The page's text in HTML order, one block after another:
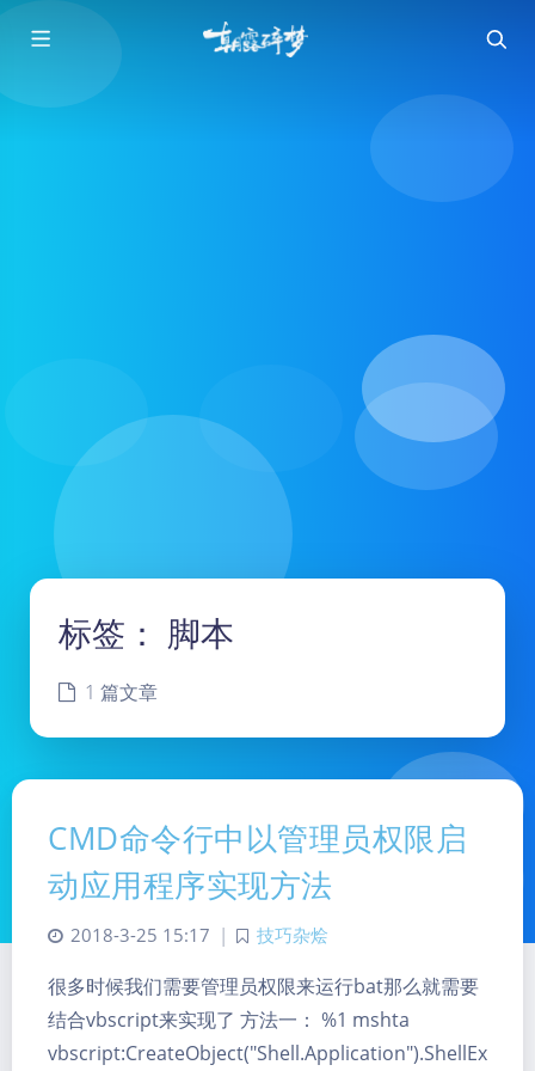
暗黑模式
标签： 脚本
1 篇文章
CMD命令行中以管理员权限启
动应用程序实现方法
2018-3-25 15:17 技巧杂烩
很多时候我们需要管理员权限来运行bat那么就需要
结合vbscript来实现了 方法一： %1 mshta
vbscript:CreateObject("Shell.Application").ShellEx